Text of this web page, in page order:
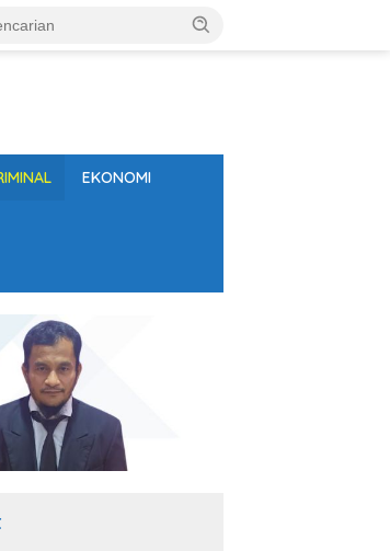
EKONOMI